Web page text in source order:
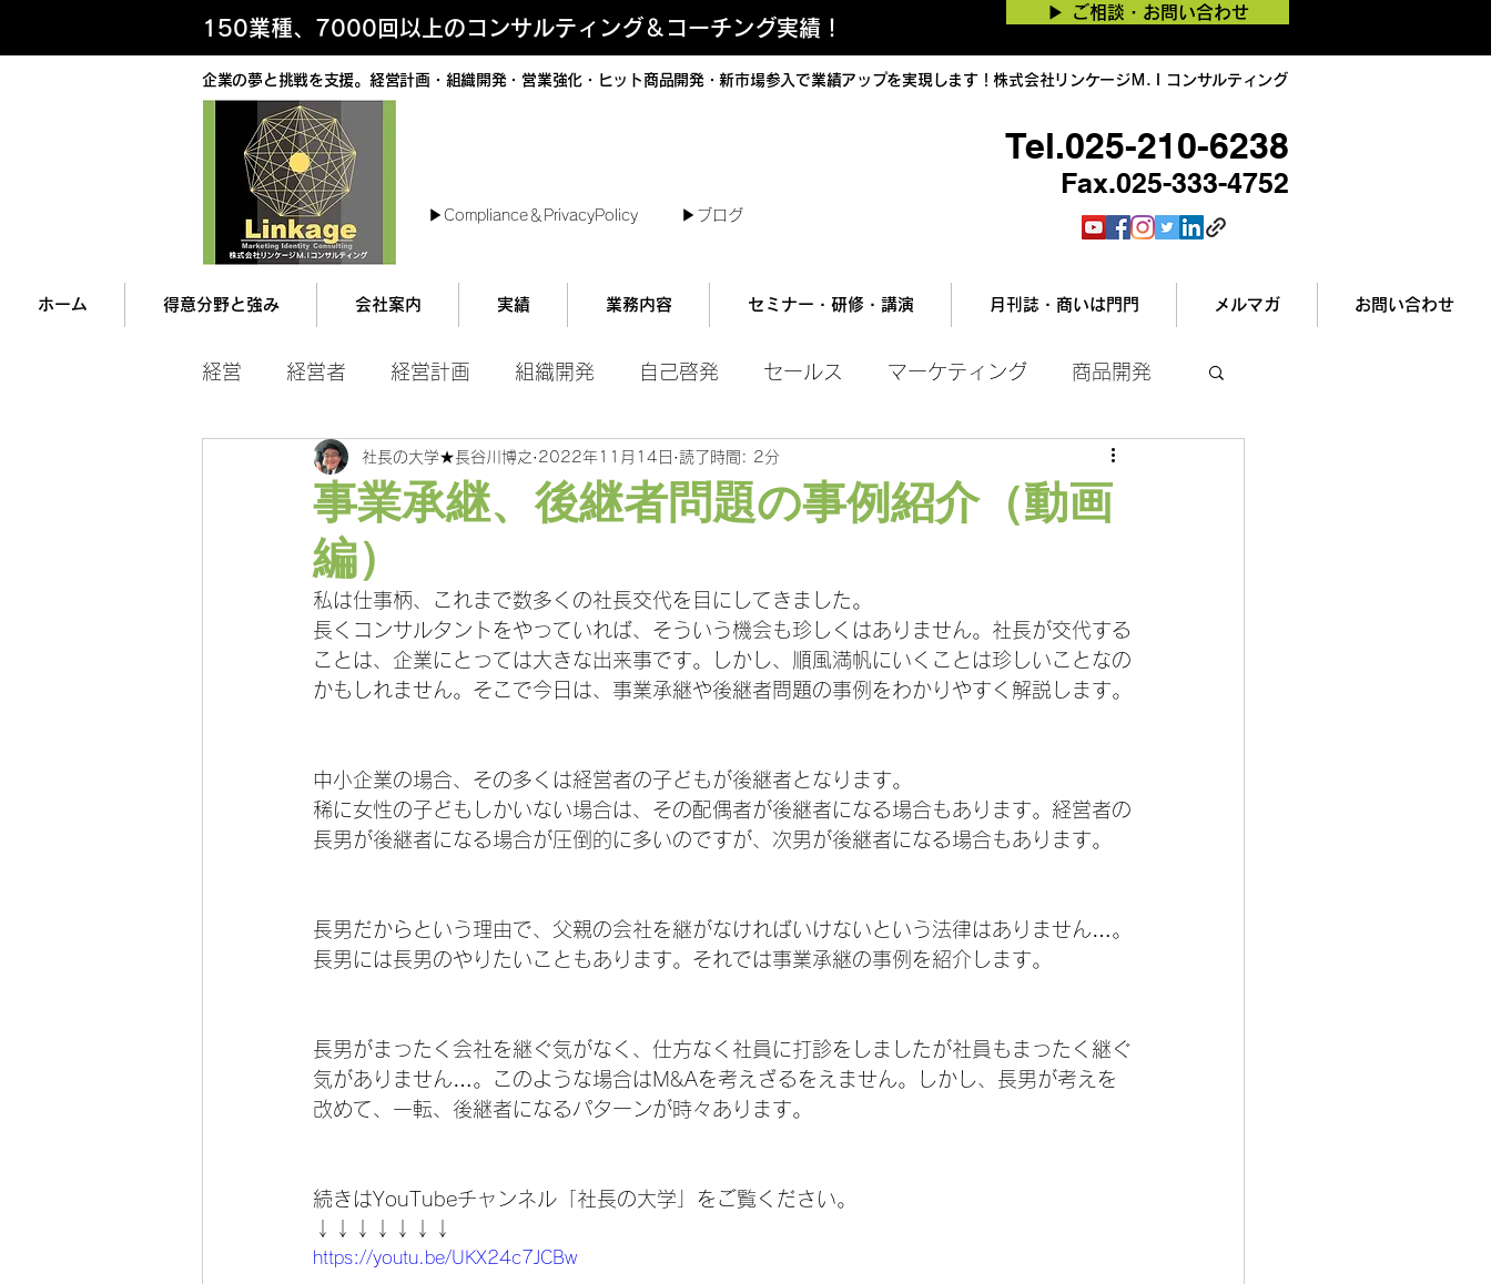
150業種、7000回以上のコンサルティング＆コーチング実績！
▶︎ ご相談・お問い合わせ
企業の夢と挑戦を支援。経営計画・組織開発・営業強化・ヒット商品開発・新市場参入で業績アップを実現します！株式会社リンケージＭ.Ｉコンサルティング
▶︎Compliance＆PrivacyPolicy ▶︎ブログ
Tel.025-210-6238
Fax.025-333-4752
ホーム 得意分野と強み 会社案内 実績 業務内容 セミナー・研修・講演 月刊誌・商いは門門 メルマガ お問い合わせ
経営 経営者 経営計画 組織開発 自己啓発 セールス マーケティング 商品開発
マネジメント 営業ツール
事業承継、後継者問題の事例紹介（動画
編）
社長の大学★長谷川博之 2022年11月14日 読了時間: 2分
私は仕事柄、これまで数多くの社長交代を目にしてきました。
長くコンサルタントをやっていれば、そういう機会も珍しくはありません。社長が交代する
ことは、企業にとっては大きな出来事です。しかし、順風満帆にいくことは珍しいことなの
かもしれません。そこで今日は、事業承継や後継者問題の事例をわかりやすく解説します。
中小企業の場合、その多くは経営者の子どもが後継者となります。
稀に女性の子どもしかいない場合は、その配偶者が後継者になる場合もあります。経営者の
長男が後継者になる場合が圧倒的に多いのですが、次男が後継者になる場合もあります。
長男だからという理由で、父親の会社を継がなければいけないという法律はありません…。
長男には長男のやりたいこともあります。それでは事業承継の事例を紹介します。
長男がまったく会社を継ぐ気がなく、仕方なく社員に打診をしましたが社員もまったく継ぐ
気がありません…。このような場合はM&Aを考えざるをえません。しかし、長男が考えを
改めて、一転、後継者になるパターンが時々あります。
続きはYouTubeチャンネル「社長の大学」をご覧ください。
↓↓↓↓↓↓↓
https://youtu.be/UKX24c7JCBw